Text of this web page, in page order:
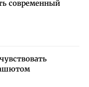
современный